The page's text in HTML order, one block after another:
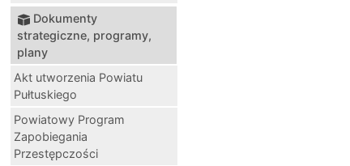
Dokumenty
strategiczne, programy,
plany
Akt utworzenia Powiatu
Pułtuskiego
Powiatowy Program
Zapobiegania
Przestępczości